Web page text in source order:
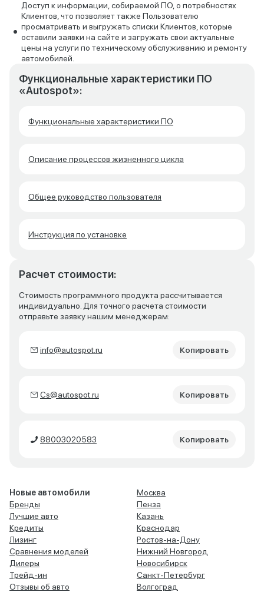
Доступ к информации, собираемой ПО, о потребностях
Клиентов, что позволяет также Пользователю
просматривать и выгружать списки Клиентов, которые
оставили заявки на сайте и загружать свои актуальные
цены на услуги по техническому обслуживанию и ремонту
автомобилей.
Функциональные характеристики ПО
«Autospot»:
Функциональные характеристики ПО
Описание процессов жизненного цикла
Общее руководство пользователя
Инструкция по установке
Расчет стоимости:
Стоимость программного продукта рассчитывается
индивидуально. Для точного расчета стоимости
отправьте заявку нашим менеджерам:
info@autospot.ru Копировать
Cs@autospot.ru Копировать
88003020583 Копировать
Новые автомобили
Бренды
Лучшие авто
Кредиты
Лизинг
Сравнения моделей
Дилеры
Трейд-ин
Отзывы об авто
Москва
Пенза
Казань
Краснодар
Ростов-на-Дону
Нижний Новгород
Новосибирск
Санкт-Петербург
Волгоград